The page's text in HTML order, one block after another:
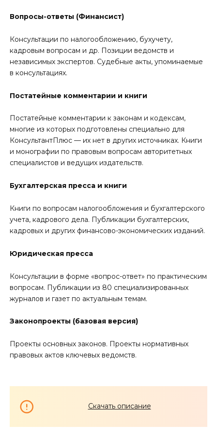
Вопросы-ответы (Финансист)
Консультации по налогообложению, бухучету,
кадровым вопросам и др. Позиции ведомств и
независимых экспертов. Судебные акты, упоминаемые
в консультациях.
Постатейные комментарии и книги
Постатейные комментарии к законам и кодексам,
многие из которых подготовлены специально для
КонсультантПлюс — их нет в других источниках. Книги
и монографии по правовым вопросам авторитетных
специалистов и ведущих издательств.
Бухгалтерская пресса и книги
Книги по вопросам налогообложения и бухгалтерского
учета, кадрового дела. Публикации бухгалтерских,
кадровых и других финансово-экономических изданий.
Юридическая пресса
Консультации в форме «вопрос-ответ» по практическим
вопросам. Публикации из 80 специализированных
журналов и газет по актуальным темам.
Законопроекты (базовая версия)
Проекты основных законов. Проекты нормативных
правовых актов ключевых ведомств.
Скачать описание